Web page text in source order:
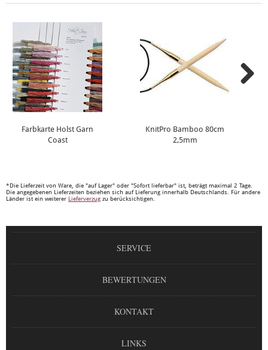
Farbkarte Holst Garn
Coast
KnitPro Bamboo 80cm
2,5mm
*Die Lieferzeit von Ware, die "auf Lager" oder "Sofort lieferbar" ist, beträgt maximal 2 Tage.
Die angegebenen Lieferzeiten beziehen sich auf Lieferung innerhalb Deutschlands. Für andere
Länder ist ein weiterer Lieferverzug zu berücksichtigen.
SERVICE
BEWERTUNGEN
KONTAKT
LINKS